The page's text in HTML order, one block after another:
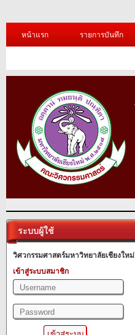
หน้าแรก รายการบันทึก
ระบบผู้ใช้
วิศวกรรมศาสตร์มหาวิทยาลัยเชียงใหม่
เข้าสู่ระบบสมาชิก